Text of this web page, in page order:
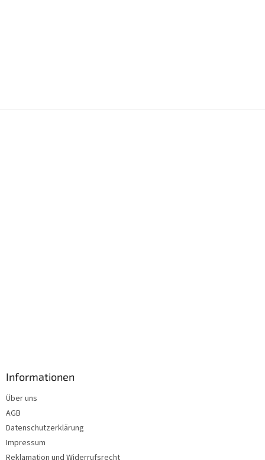
Informationen
Über uns
AGB
Datenschutzerklärung
Impressum
Reklamation und Widerrufsrecht